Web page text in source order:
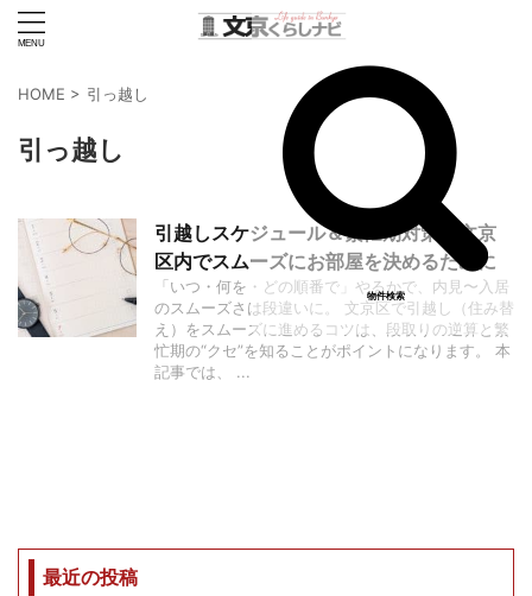
物件検索
HOME > 引っ越し
引っ越し
引越しスケジュール＆繁忙期対策：文京
区内でスムーズにお部屋を決めるために
「いつ・何を・どの順番で」やるかで、内見〜入居
のスムーズさは段違いに。 文京区で引越し（住み替
え）をスムーズに進めるコツは、段取りの逆算と繁
忙期の“クセ”を知ることがポイントになります。 本
記事では、 ...
最近の投稿